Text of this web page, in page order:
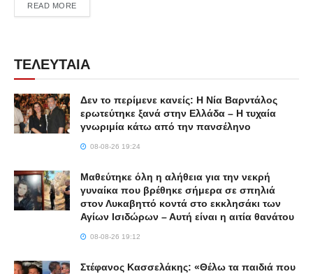
READ MOREDETAILS
ΤΕΛΕΥΤΑΙΑ
Δεν το περίμενε κανείς: Η Νία Βαρντάλος
ερωτεύτηκε ξανά στην Ελλάδα – Η τυχαία
γνωριμία κάτω από την πανσέληνο
08-08-26 19:24
Μαθεύτηκε όλη η αλήθεια για την νεκρή
γυναίκα που βρέθηκε σήμερα σε σπηλιά
στον Λυκαβηττό κοντά στο εκκλησάκι των
Αγίων Ισιδώρων – Αυτή είναι η αιτία θανάτου
08-08-26 19:12
Στέφανος Κασσελάκης: «Θέλω τα παιδιά που